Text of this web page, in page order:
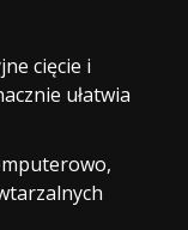
cięcie i
ułatwia